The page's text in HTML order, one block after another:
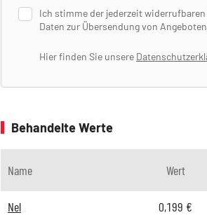
Ich stimme der jederzeit
Daten zur Übersendung von
Hier finden Sie unsere
Behandelte Werte
Name Wert
Nel 0,199 €